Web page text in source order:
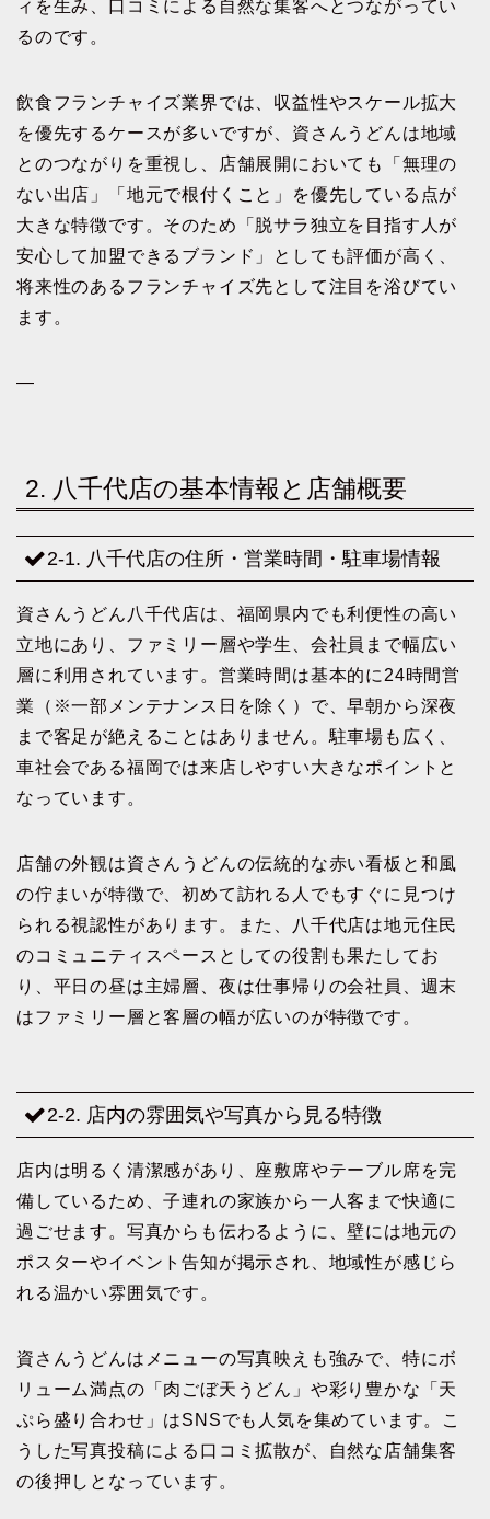
ィを生み、口コミによる自然な集客へとつながってい
るのです。
飲食フランチャイズ業界では、収益性やスケール拡大
を優先するケースが多いですが、資さんうどんは地域
とのつながりを重視し、店舗展開においても「無理の
ない出店」「地元で根付くこと」を優先している点が
大きな特徴です。そのため「脱サラ独立を目指す人が
安心して加盟できるブランド」としても評価が高く、
将来性のあるフランチャイズ先として注目を浴びてい
ます。
—
2. 八千代店の基本情報と店舗概要
2-1. 八千代店の住所・営業時間・駐車場情報
資さんうどん八千代店は、福岡県内でも利便性の高い
立地にあり、ファミリー層や学生、会社員まで幅広い
層に利用されています。営業時間は基本的に24時間営
業（※一部メンテナンス日を除く）で、早朝から深夜
まで客足が絶えることはありません。駐車場も広く、
車社会である福岡では来店しやすい大きなポイントと
なっています。
店舗の外観は資さんうどんの伝統的な赤い看板と和風
の佇まいが特徴で、初めて訪れる人でもすぐに見つけ
られる視認性があります。また、八千代店は地元住民
のコミュニティスペースとしての役割も果たしてお
り、平日の昼は主婦層、夜は仕事帰りの会社員、週末
はファミリー層と客層の幅が広いのが特徴です。
2-2. 店内の雰囲気や写真から見る特徴
店内は明るく清潔感があり、座敷席やテーブル席を完
備しているため、子連れの家族から一人客まで快適に
過ごせます。写真からも伝わるように、壁には地元の
ポスターやイベント告知が掲示され、地域性が感じら
れる温かい雰囲気です。
資さんうどんはメニューの写真映えも強みで、特にボ
リューム満点の「肉ごぼ天うどん」や彩り豊かな「天
ぷら盛り合わせ」はSNSでも人気を集めています。こ
うした写真投稿による口コミ拡散が、自然な店舗集客
の後押しとなっています。